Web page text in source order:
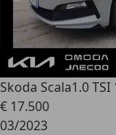
Skoda Scala1.0 TSI
€ 17.500
03/2023